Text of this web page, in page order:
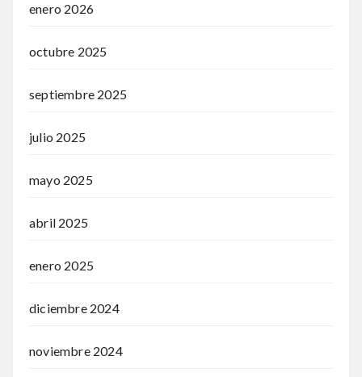
enero 2026
octubre 2025
septiembre 2025
julio 2025
mayo 2025
abril 2025
enero 2025
diciembre 2024
noviembre 2024